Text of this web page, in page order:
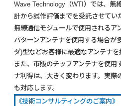
Wave Technology（WTI）では、無
計から試作評価までを受託させてい
無線通信モジュールで使用されるア
パターンアンテナを使用する場合が
ダ)型などお客様に最適なアンテナを
また、市販のチップアンテナを使用
ナ利得は、大きく変わります。実際
も対応します。
《技術コンサルティングのご案内》